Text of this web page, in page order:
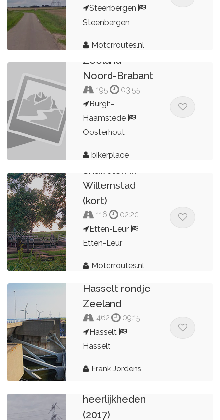
Steenbergen
Steenbergen
Motorroutes.nl
Zeeland -
Noord-Brabant
195
03:55
Burgh-
Haamstede
Oosterhout
bikerplace
Snuffelen in
Willemstad
(kort)
116
02:20
Etten-Leur
Etten-Leur
Motorroutes.nl
Hasselt rondje
Zeeland
462
09:15
Hasselt
Hasselt
Frank Jordens
heerlijkheden
(2017)